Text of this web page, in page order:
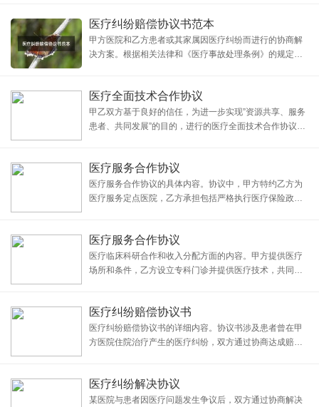
科主任会等不同层次的会议，以传达上级指示、研究和安
医疗纠纷赔偿协议书范本
甲方医院和乙方患者或其家属因医疗纠纷而进行的协商解
决方案。根据相关法律和《医疗事故处理条例》的规定，
算方法、支付方式、终结争议和协议生效等内容。甲方按
医疗全面技术合作协议
甲乙双方基于良好的信任，为进一步实现”资源共享、服务
患者、共同发展”的目的，进行的医疗全面技术合作协议。
和双向会诊。甲方定期派遣专家支持乙方专科建设，
医疗服务合作协议
医疗服务合作协议的具体内容。协议中，甲方特约乙方为
医疗服务定点医院，乙方承担包括严格执行医疗保险政
时通知乙方。医疗费用结算方式详述了不同情况的费用承
担方
医疗服务合作协议
医疗临床科研合作和收入分配方面的内容。甲方提供医疗
场所和条件，乙方设立专科门诊并提供医疗技术，共同管
年，从____年____月____日到____年
医疗纠纷赔偿协议书
医疗纠纷赔偿协议书的详细内容。协议书涉及患者曾在甲
方医院住院治疗产生的医疗纠纷，双方通过协商达成赔偿
疗问题引起的所有争议即告终结。本协议一式两份，自双
医疗纠纷解决协议
某医院与患者因医疗问题发生争议后，双方通过协商解决